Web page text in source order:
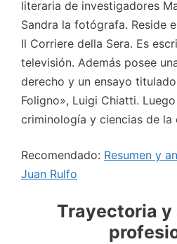
literaria de investigadores
Sandra la fotógrafa. Reside
Il Corriere della Sera. Es
televisión. Además posee
derecho y un ensayo
Foligno», Luigi Chiatti.
criminología y ciencias de la
Recomendado: Resumen y
Juan Rulfo
Trayectoria